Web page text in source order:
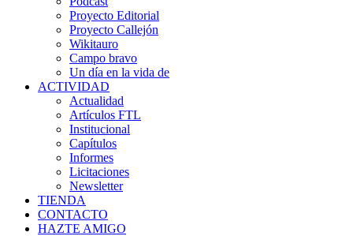
Proyecto Editorial
Proyecto Callejón
Wikitauro
Campo bravo
Un día en la vida de
ACTIVIDAD
Actualidad
Artículos FTL
Institucional
Capítulos
Informes
Licitaciones
Newsletter
TIENDA
CONTACTO
HAZTE AMIGO